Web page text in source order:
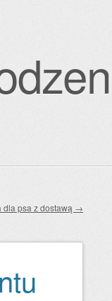
dla psa z dostawą →